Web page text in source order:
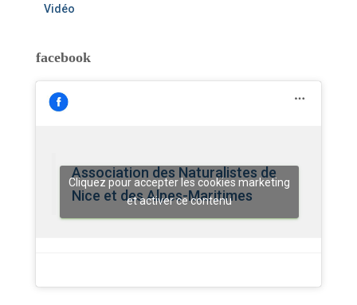
Vidéo
facebook
Association des Naturalistes de
Nice et des Alpes-Maritimes
Cliquez pour accepter les cookies marketing
et activer ce contenu